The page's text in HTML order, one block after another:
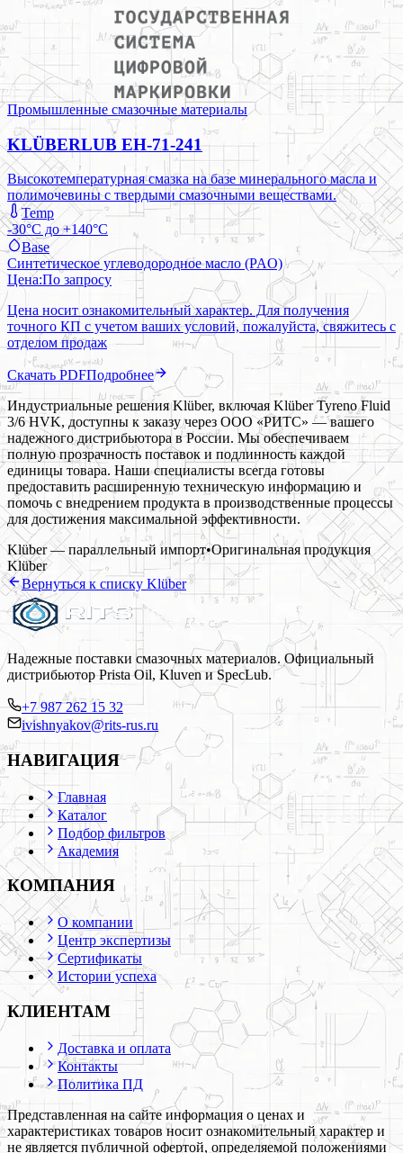
Промышленные смазочные материалы
KLÜBERLUB EH-71-241
Высокотемпературная смазка на базе минерального масла и
полимочевины с твердыми смазочными веществами.
Temp
-30°C до +140°C
Base
Синтетическое углеводородное масло (PAO)
Цена:По запросу
Цена носит ознакомительный характер. Для получения
точного КП с учетом ваших условий, пожалуйста, свяжитесь с
отделом продаж
Скачать PDFПодробнее
Индустриальные решения Klüber, включая Klüber Tyreno Fluid
3/6 HVK, доступны к заказу через ООО «РИТС» — вашего
надежного дистрибьютора в России. Мы обеспечиваем
полную прозрачность поставок и подлинность каждой
единицы товара. Наши специалисты всегда готовы
предоставить расширенную техническую информацию и
помочь с внедрением продукта в производственные процессы
для достижения максимальной эффективности.
Klüber — параллельный импорт•Оригинальная продукция
Klüber
Вернуться к списку Klüber
Надежные поставки смазочных материалов. Официальный
дистрибьютор Prista Oil, Kluven и SpecLub.
+7 987 262 15 32
ivishnyakov@rits-rus.ru
НАВИГАЦИЯ
Главная
Каталог
Подбор фильтров
Академия
КОМПАНИЯ
О компании
Центр экспертизы
Сертификаты
Истории успеха
КЛИЕНТАМ
Доставка и оплата
Контакты
Политика ПД
Представленная на сайте информация о ценах и
характеристиках товаров носит ознакомительный характер и
не является публичной офертой, определяемой положениями